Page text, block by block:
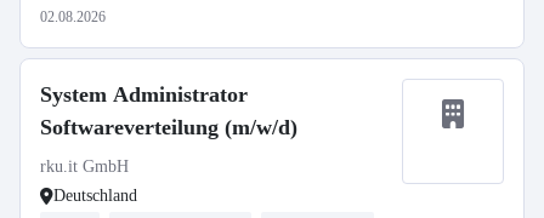
02.08.2026
System Administrator
Softwareverteilung (m/w/d)
rku.it GmbH
Deutschland